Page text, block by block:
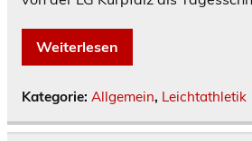
Weiterlesen
Kategorie: Allgemein, Leichtathletik